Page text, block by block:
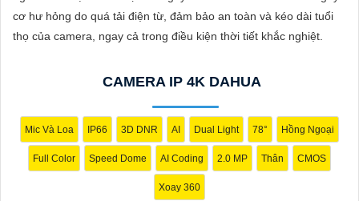
VỤ
chất lượng vượt trội. Với hình ảnh sắc nét và tính năng an ninh
vượt trội của Camera Dahua chính hãng với mức giá vô cùng
cơ hư hỏng do quá tải điện từ, đảm bảo an toàn và kéo dài tuổi
thọ của camera, ngay cả trong điều kiện thời tiết khắc nghiệt.
CAMERA IP 4K DAHUA
Mic Và Loa IP66 3D DNR AI Dual Light 78° Hồng Ngoại
Full Color Speed Dome AI Coding 2.0 MP Thân CMOS
Xoay 360